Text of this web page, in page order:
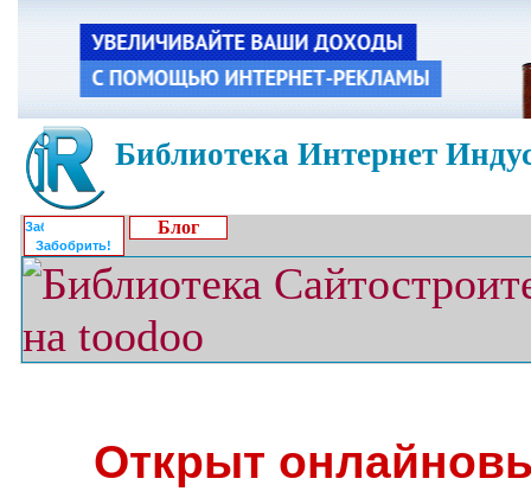
Библиотека Интернет
Забобрить!
Блог
Открыт